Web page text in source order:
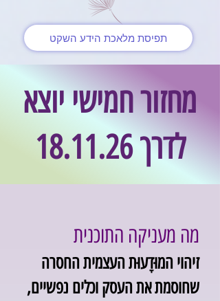
תפיסת מלאכת הידע השקט
מחזור חמישי יוצא
לדרך 18.11.26
מה מעניקה התוכנית
זיהוי המוּדָעוּת העצמית החסרה
שחוסמת את העסק וכלים נפשיים,